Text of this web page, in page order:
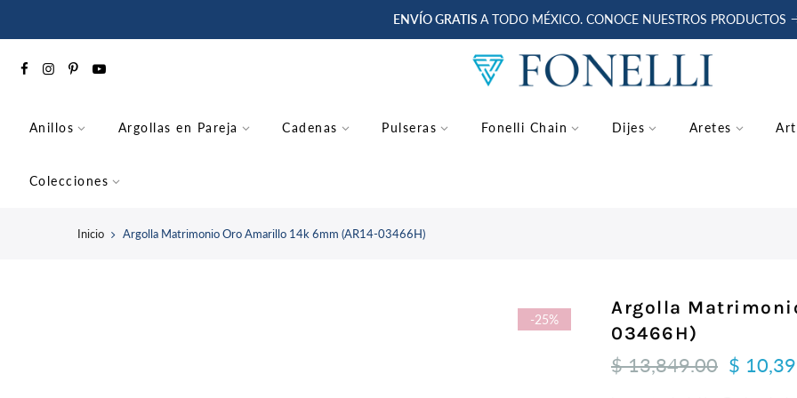
ENVÍO GRATIS A TODO MÉXICO. CONOCE NUESTROS PRODUCTOS
Anillos Argollas en Pareja Cadenas Pulseras Fonelli Chain Dijes Aretes
Colecciones
Inicio Argolla Matrimonio Oro Amarillo 14k 6mm (AR14-03466H)
-25%
Argolla
03466H)
$ 13,849.00 $